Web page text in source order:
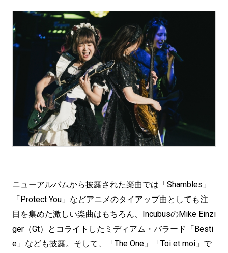
ニューアルバムから披露された楽曲では「Shambles」
「Protect You」などアニメのタイアップ曲としても注
目を集めた激しい楽曲はもちろん、IncubusのMike Einzi
ger（Gt）とコライトしたミディアム・バラード「Besti
e」なども披露。そして、「The One」「Toi et moi」で